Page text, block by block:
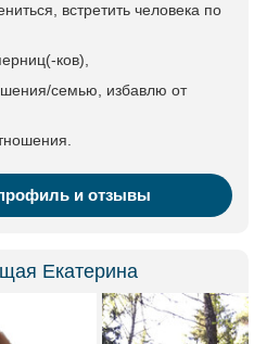
встретить человека по
ков),
семью, избавлю от
и отзывы
Екатерина